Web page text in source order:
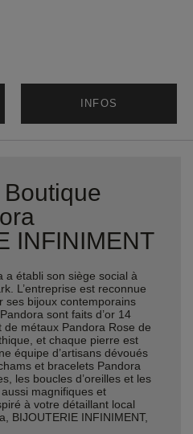
INFOS
INFINIMENT
a établi son siège social à
L’entreprise est reconnue
ses bijoux contemporains
sont faits d’or 14
de métaux Pandora Rose de
et chaque pierre est
équipe d’artisans dévoués
et bracelets Pandora
les boucles d’oreilles et les
magnifiques et
à votre détaillant local
BIJOUTERIE INFINIMENT,